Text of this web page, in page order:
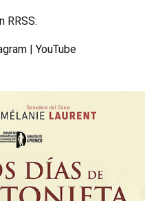
RRSS:
| YouTube